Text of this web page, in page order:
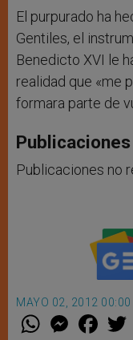
El purpurado ha
Gentiles, el
Benedicto XVI le
realidad que «me
formara parte de
Publicaciones no
MAYO 02, 2012 00:00
W M
e
F
a